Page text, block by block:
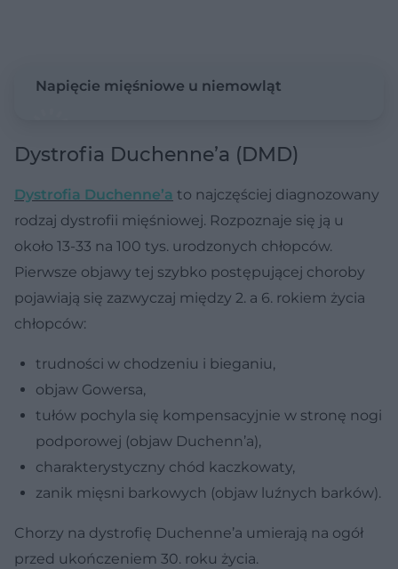
Napięcie mięśniowe u niemowląt
Dystrofia Duchenne’a (DMD)
Dystrofia Duchenne’a to najczęściej diagnozowany
rodzaj dystrofii mięśniowej. Rozpoznaje się ją u
około 13-33 na 100 tys. urodzonych chłopców.
Pierwsze objawy tej szybko postępującej choroby
pojawiają się zazwyczaj między 2. a 6. rokiem życia
chłopców:
trudności w chodzeniu i bieganiu,
objaw Gowersa,
tułów pochyla się kompensacyjnie w stronę nogi
podporowej (objaw Duchenn’a),
charakterystyczny chód kaczkowaty,
zanik mięsni barkowych (objaw luźnych barków).
Chorzy na dystrofię Duchenne’a umierają na ogół
przed ukończeniem 30. roku życia.